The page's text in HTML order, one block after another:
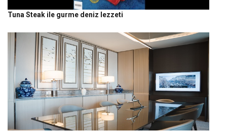
Tuna Steak ile gurme deniz lezzeti